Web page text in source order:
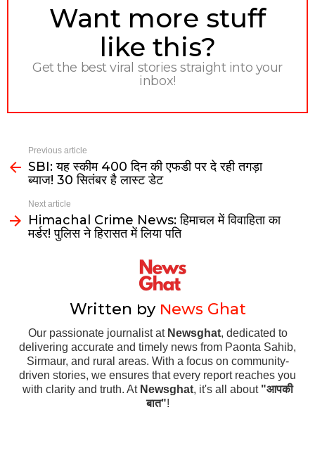
NEWSLETTER
Want more stuff
like this?
Get the best viral stories straight into your
inbox!
Previous article
SBI: यह स्कीम 400 दिन की एफडी पर दे रही तगड़ा
ब्याज! 30 सितंबर है लास्ट डेट
Next article
Himachal Crime News: हिमाचल में विवाहिता का
मर्डर! पुलिस ने हिरासत में लिया पति
Written by News Ghat
Our passionate journalist at Newsghat, dedicated to
delivering accurate and timely news from Paonta Sahib,
Sirmaur, and rural areas. With a focus on community-
driven stories, we ensures that every report reaches you
with clarity and truth. At Newsghat, it's all about "आपकी
बात"!